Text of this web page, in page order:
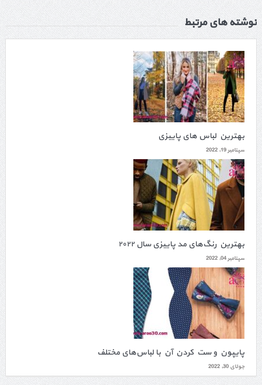
نوشته های مرتبط
بهترین لباس های پاییزی
سپتامبر 19, 2022
بهترین رنگ‌های مد پاییزی سال ۲۰۲۲
سپتامبر 04, 2022
پایپون و ست کردن آن با لباس‌های مختلف
جولای 30, 2022